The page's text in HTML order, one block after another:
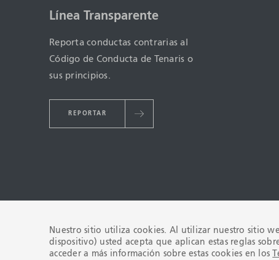
Línea Transparente
Reporta conductas contrarias al
Código de Conducta de Tenaris o
sus principios.
REPORTAR
Nuestro sitio utiliza cookies. Al utilizar nuestro sitio
dispositivo) usted acepta que aplican estas reglas
acceder a más información sobre estas cookies en los